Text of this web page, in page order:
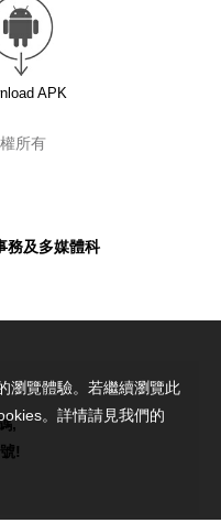
APK
所有
務及多媒體科
,
!
瀏覽體驗。若繼續瀏覽此
。詳情請見我們的